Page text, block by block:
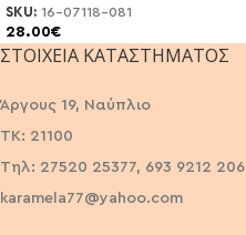
SKU: 16-07118-081
28.00€
ΣΤΟΙΧΕΊΑ ΚΑΤΑΣΤΉΜΑΤΟΣ
Άργους 19, Ναύπλιο
ΤΚ: 21100
Τηλ: 27520 25377, 693 9212 206
karamela77@yahoo.com